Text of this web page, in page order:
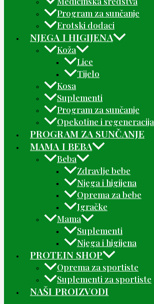
Program za sunčanje
Erotski dodaci
NJEGA I HIGIJENA
Koža
Lice
Tijelo
Kosa
Suplementi
Program za sunčanje
Opekotine i regeneracija
PROGRAM ZA SUNČANJE
MAMA I BEBA
Beba
Zdravlje bebe
Njega i higijena
Oprema za bebe
Igračke
Mama
Suplementi
Njega i higijena
PROTEIN SHOP
Oprema za sportiste
Suplementi za sportiste
NAŠI PROIZVODI